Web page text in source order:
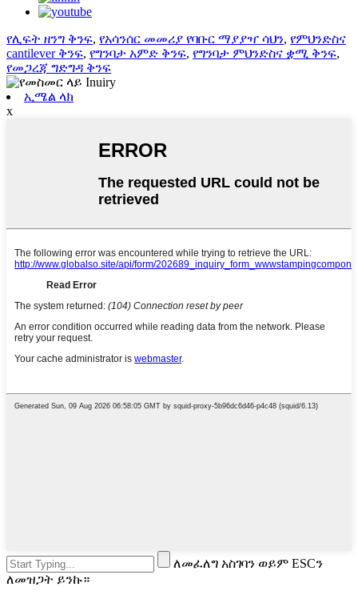
የሊፍት ዘንግ ቅንፍ, የአሳንሰር መመሪያ የባቡር ማያያዣ ሳህን, የምህንድስና
cantilever ቅንፍ, የግንባታ አምድ ቅንፍ, የግንባታ ምህንድስና ቋሚ ቅንፍ,
የመጋረጃ ግድግዳ ቅንፍ
ኢሜል ላክ
x
ለመፈለግ አስገባን ወይም ESCን
ለመዝጋት ይንኩ።